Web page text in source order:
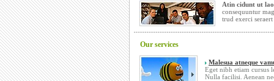
Atin cidunt ut
consequuntur
trud exerci seraert
Our services
Malesua atneque
Eget nibh etiam cursus
Nulla facilisi. Aenean